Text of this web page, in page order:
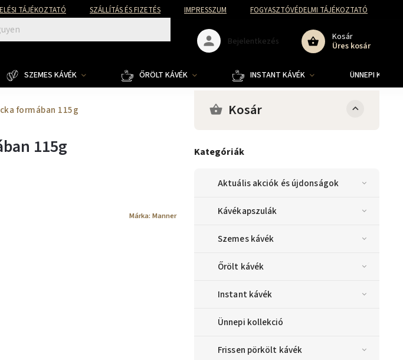
TÁJÉKOZTATÓ SZÁLLÍTÁS ÉS FIZETÉS IMPRESSZUM FOGYASZTÓVÉDELMI TÁJÉKOZTATÓ
Kosár
Üres kosár
Bejelentkezés
SZEMES KÁVÉK ŐRÖLT KÁVÉK INSTANT KÁVÉK ÜNNEPI
formában 115g Kosár
Kategóriák
Aktuális akciók és újdonságok
Kávékapszulák
Szemes kávék
Őrölt kávék
Instant kávék
Ünnepi kollekció
Frissen pörkölt kávék
115g
Márka: Manner